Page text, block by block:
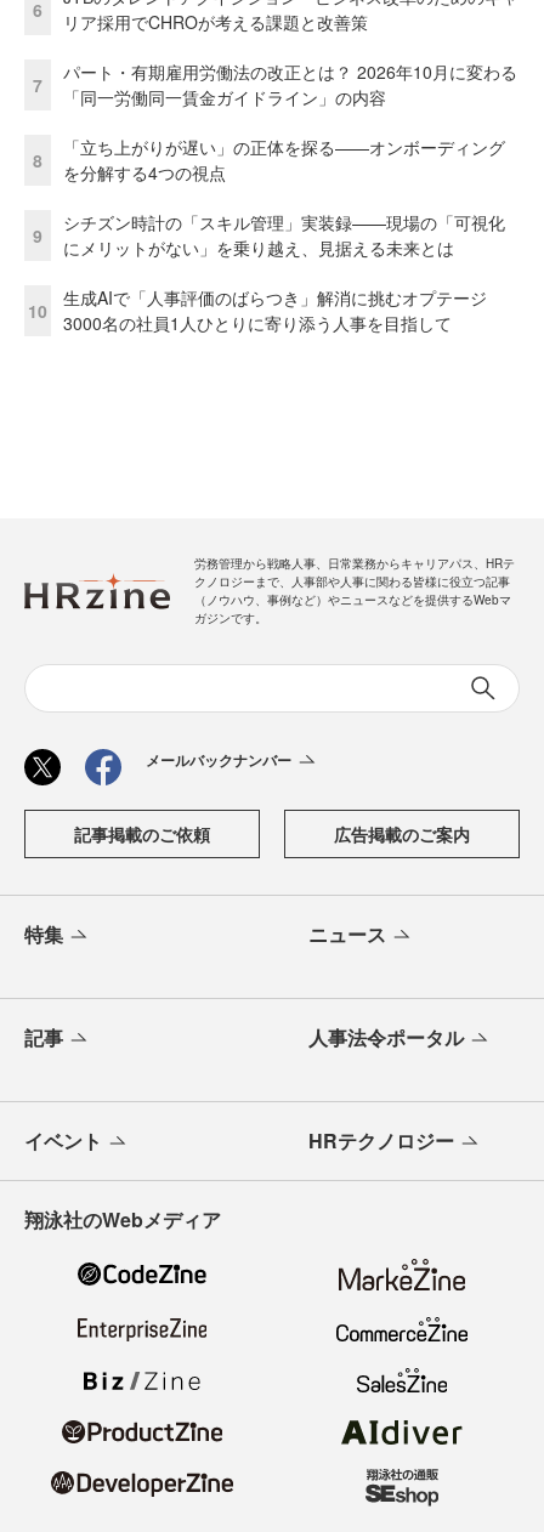
6
リア採用でCHROが考える課題と改善策
7
パート・有期雇用労働法の改正とは？ 2026年10月に変わる
「同一労働同一賃金ガイドライン」の内容
8
「立ち上がりが遅い」の正体を探る——オンボーディング
を分解する4つの視点
9
シチズン時計の「スキル管理」実装録——現場の「可視化
にメリットがない」を乗り越え、見据える未来とは
10
生成AIで「人事評価のばらつき」解消に挑むオプテージ
3000名の社員1人ひとりに寄り添う人事を目指して
労務管理から戦略人事、日常業務からキャリアパス、HRテ
クノロジーまで、人事部や人事に関わる皆様に役立つ記事
（ノウハウ、事例など）やニュースなどを提供するWebマ
ガジンです。
メールバックナンバー
記事掲載のご依頼 広告掲載のご案内
特集 ニュース
記事 人事法令ポータル
イベント HRテクノロジー
翔泳社のWebメディア